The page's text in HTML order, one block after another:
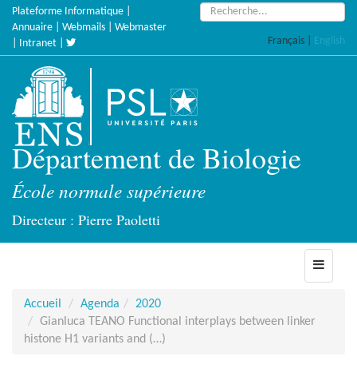
Accèder
directement
Plateforme Informatique
Annuaire
Webmails
Webmaster
Intranet
Rechercher :
Français English
Département de Biologie
École normale supérieure
Directeur : Pierre Paoletti
Toggle
Accueil
Agenda
2020
Gianluca TEANO Functional interplays between linker
histone H1 variants and (…)